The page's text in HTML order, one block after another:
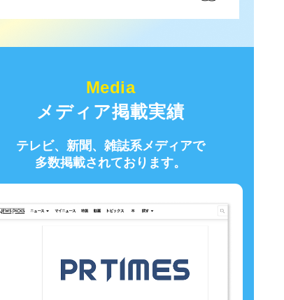
メディア掲載実績
テレビ、新聞、雑誌系メディアで
多数掲載されております。